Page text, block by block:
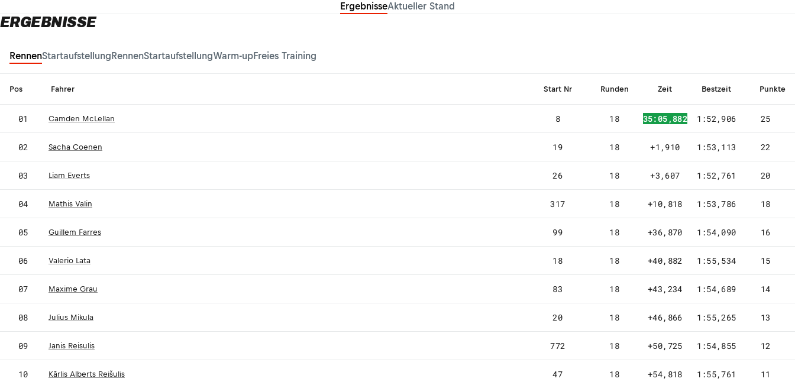
ErgebnisseAktueller Stand
ERGEBNISSE
RennenStartaufstellungRennenStartaufstellungWarm-upFreies Training
Pos Fahrer Start Nr Runden Zeit Bestzeit Punkte
01 Camden McLellan 8 18 35:05,882 1:52,906 25
02 Sacha Coenen 19 18 +1,910 1:53,113 22
03 Liam Everts 26 18 +3,607 1:52,761 20
04 Mathis Valin 317 18 +10,818 1:53,786 18
05 Guillem Farres 99 18 +36,870 1:54,090 16
06 Valerio Lata 18 18 +40,882 1:55,534 15
07 Maxime Grau 83 18 +43,234 1:54,689 14
08 Julius Mikula 20 18 +46,866 1:55,265 13
09 Janis Reisulis 772 18 +50,725 1:54,855 12
10 Kārlis Alberts Reišulis 47 18 +54,818 1:55,761 11